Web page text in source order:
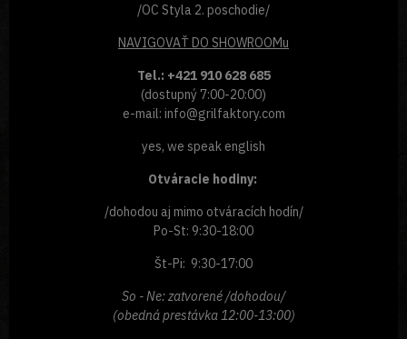
/OC Styla 2. poschodie/
NAVIGOVAŤDO SHOWROOMu
Tel.: +421 910 628 685
(dostupný 7:00-20:00)
e-mail: info@grilfaktory.com
yes, we speak english
Otváracie hodiny:
/dohodou aj mimo otváracích hodín/
Po-St: 9:30-18:00
Št-Pi: 9:30-17:00
So - Ne: zatvorené /dohodou/
(obedná prestávka 12:00-13:00)